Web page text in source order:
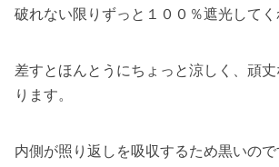
破れない限りずっと１００％遮光してく
差すとほんとうにちょっと涼しく、頑
ります。
内側が照り返しを吸収するため黒いの